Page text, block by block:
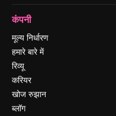
कंपनी
मूल्य निर्धारण
हमारे बारे में
रिव्यू
करियर
खोज रुझान
ब्लॉग